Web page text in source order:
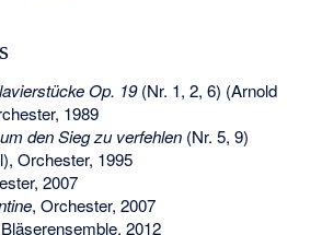
Op. 19(Nr. 1, 2, 6) (Arnold
1989
den Sieg zu verfehlen(Nr. 5, 9)
Orchester, 1995
2007
, Orchester, 2007
Bläserensemble, 2012